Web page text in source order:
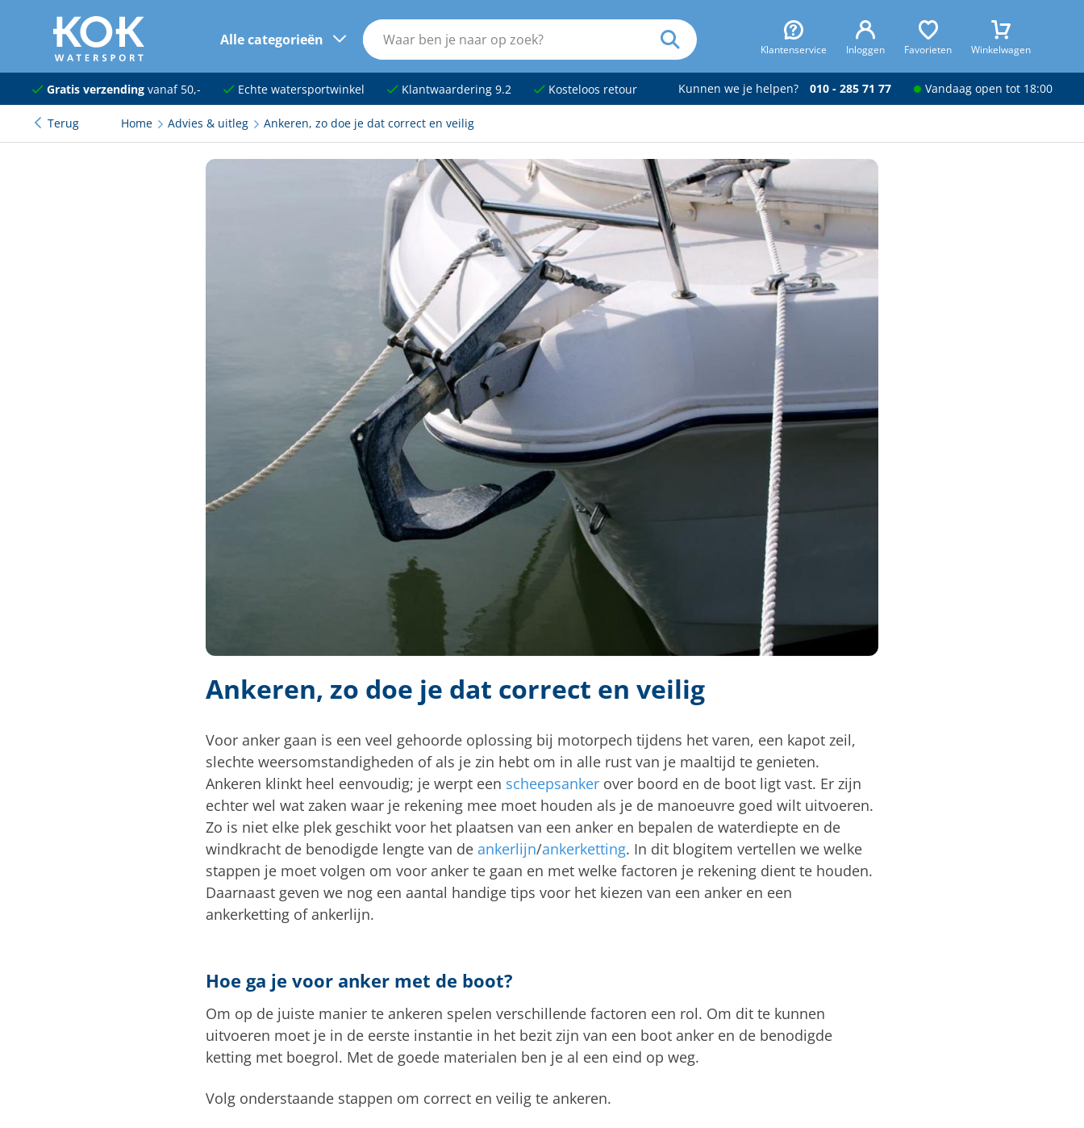
naar hoofdinhoud
Alle categorieën
Klantenservice Inloggen Favorieten Winkelwagen
Navigatie
Dekuitrusting
Ankeren en afmeren
Boten, toebehoren en fun
Gratis verzendingvanaf 50,- Echte watersportwinkel Klantwaardering 9.2 Kosteloos retour Kunnen we je helpen? 010 - 285 71 77 Vandaag open tot 18:00
Terug Home Advies & uitleg Ankeren, zo doe je dat correct en veilig
Ankeren, zo doe je dat correct en veilig
Voor anker gaan is een veel gehoorde oplossing bij motorpech tijdens het varen, een kapot zeil,
slechte weersomstandigheden of als je zin hebt om in alle rust van je maaltijd te genieten.
Ankeren klinkt heel eenvoudig; je werpt een scheepsanker over boord en de boot ligt vast. Er zijn
echter wel wat zaken waar je rekening mee moet houden als je de manoeuvre goed wilt uitvoeren.
Zo is niet elke plek geschikt voor het plaatsen van een anker en bepalen de waterdiepte en de
windkracht de benodigde lengte van de ankerlijn/ankerketting. In dit blogitem vertellen we welke
stappen je moet volgen om voor anker te gaan en met welke factoren je rekening dient te houden.
Daarnaast geven we nog een aantal handige tips voor het kiezen van een anker en een
ankerketting of ankerlijn.
Hoe ga je voor anker met de boot?
Om op de juiste manier te ankeren spelen verschillende factoren een rol. Om dit te kunnen
uitvoeren moet je in de eerste instantie in het bezit zijn van een boot anker en de benodigde
ketting met boegrol. Met de goede materialen ben je al een eind op weg.
Volg onderstaande stappen om correct en veilig te ankeren.